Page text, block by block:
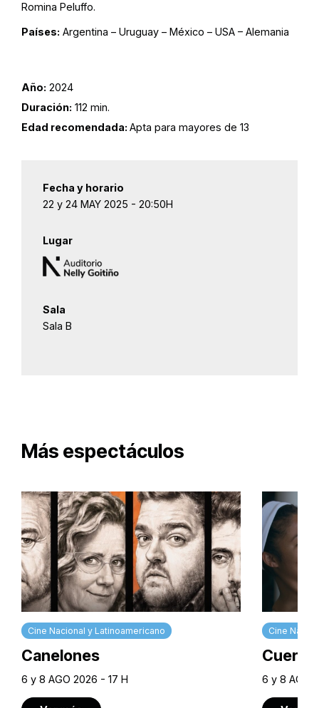
Romina Peluffo.
Países: Argentina – Uruguay – México – USA – Alemania
Año: 2024
Duración: 112 min.
Edad recomendada: Apta para mayores de 13
Fecha y horario
22 y 24 MAY 2025 - 20:50H
Lugar
Sala
Sala B
Más espectáculos
Cine Nacional y Latinoamericano
Canelones
6 y 8 AGO 2026 - 17 H
Cine
6 y 8 AGO